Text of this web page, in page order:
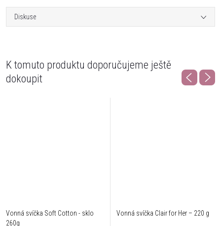
Diskuse
K tomuto produktu doporučujeme ještě
dokoupit
Vonná svíčka Soft Cotton - sklo
260g
Vonná svíčka Clair for Her – 220 g